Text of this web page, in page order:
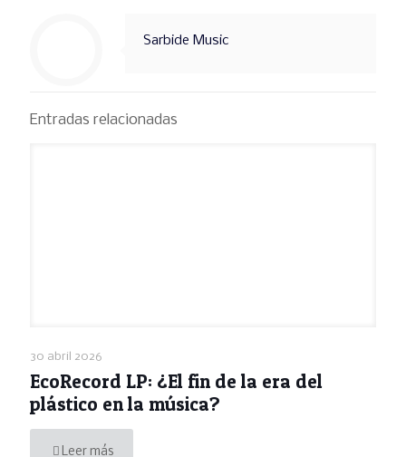
Sarbide Music
Entradas relacionadas
30 abril 2026
EcoRecord LP: ¿El fin de la era del
plástico en la música?
Leer más